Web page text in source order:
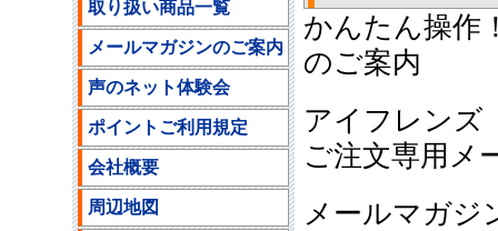
かんたん操作
のご案内
アイフレン
ご注文専用
メールマガジ
取り扱い商品一覧
メールマガジンのご案内
声のネット体験会
ポイントご利用規定
会社概要
周辺地図